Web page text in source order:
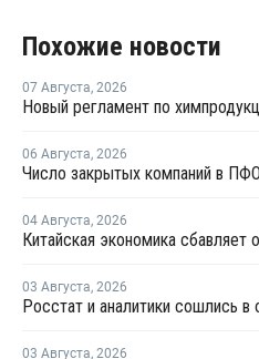
Похожие новости
07 Августа, 2026
06 Августа, 2026
04 Августа, 2026
Китайская экономика сбавляет
03 Августа, 2026
03 Августа, 2026